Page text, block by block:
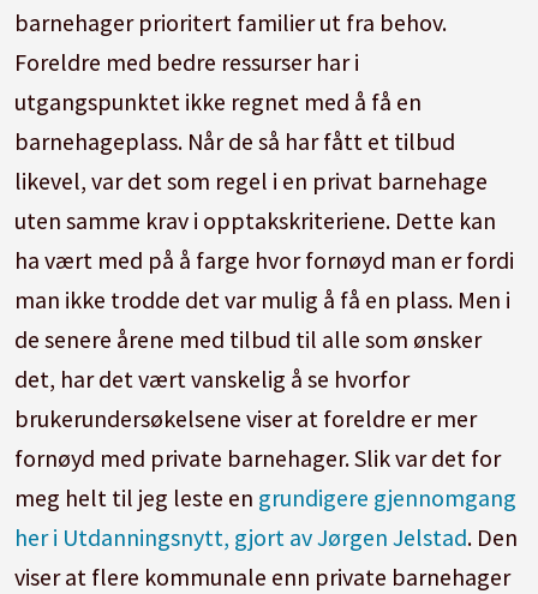
barnehager prioritert familier ut fra behov.
Foreldre med bedre ressurser har i
utgangspunktet ikke regnet med å få en
barnehageplass. Når de så har fått et tilbud
likevel, var det som regel i en privat barnehage
uten samme krav i opptakskriteriene. Dette kan
ha vært med på å farge hvor fornøyd man er fordi
man ikke trodde det var mulig å få en plass. Men i
de senere årene med tilbud til alle som ønsker
det, har det vært vanskelig å se hvorfor
brukerundersøkelsene viser at foreldre er mer
fornøyd med private barnehager. Slik var det for
meg helt til jeg leste en grundigere gjennomgang
her i Utdanningsnytt, gjort av Jørgen Jelstad. Den
viser at flere kommunale enn private barnehager